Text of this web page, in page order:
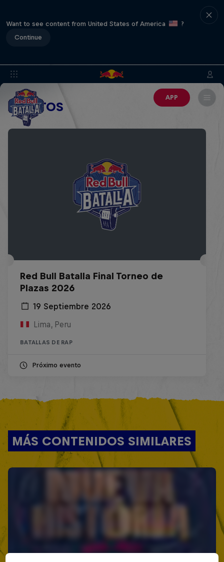
Want to see content from United States of America
?
Continue
APP
EVENTOS
Red Bull Batalla Final Torneo de
Plazas 2026
19 Septiembre 2026
Lima, Peru
BATALLAS DE RAP
Próximo evento
MÁS CONTENIDOS SIMILARES